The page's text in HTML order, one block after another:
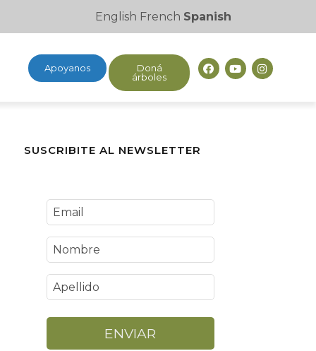
English French Spanish
Apoyanos
Doná
árboles
SUSCRIBITE AL NEWSLETTER
ENVIAR